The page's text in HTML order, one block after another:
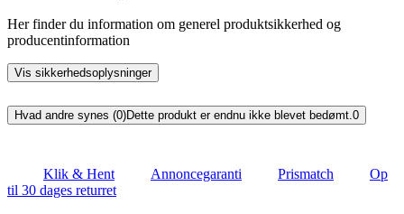
Her finder du information om generel produktsikkerhed og
producentinformation
Vis sikkerhedsoplysninger
Hvad andre synes (0)Dette produkt er endnu ikke blevet bedømt.0
Klik & Hent Annoncegaranti Prismatch
Op
til 30 dages returret